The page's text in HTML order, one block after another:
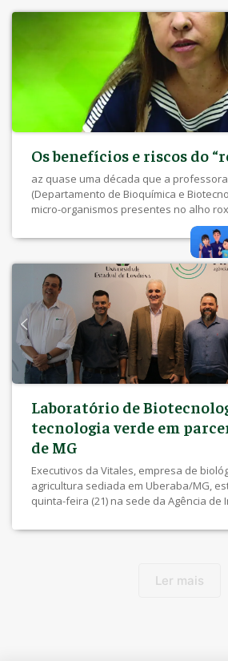
Os resultados estão relacionados ao
formulações e de novas tecnologias
Os benefícios e riscos do
az quase uma década que a
(Departamento de Bioquímica e
micro-organismos presentes no alho
um condimento comum e popular na
Formada em Biologia na UEL, na pós-
a se debruçar sobre a identificação da
alho. Docente desde 2015, seu
Laboratório de
tecnologia verde em
de MG
Executivos da Vitales, empresa de
agricultura sediada em Uberaba/MG,
quinta-feira (21) na sede da Agência de
Laboratório de Biotecnologia
Ler mais